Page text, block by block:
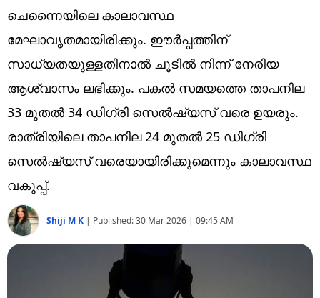
Lifestyle
world
Technology
Religion
Web Story
Short Videos
ചെന്നൈയിലെ കാലാവസ്ഥ
മേഘാവൃതമായിരിക്കും. ഈര്‍പ്പത്തിന്
സാധ്യതയുള്ളതിനാല്‍ ചൂടില്‍ നിന്ന് നേരിയ
ആശ്വാസം ലഭിക്കും. പകല്‍ സമയത്തെ താപനില
33 മുതല്‍ 34 ഡിഗ്രി സെല്‍ഷ്യസ് വരെ ഉയരും.
രാത്രിയിലെ താപനില 24 മുതല്‍ 25 ഡിഗ്രി
സെല്‍ഷ്യസ് വരെയായിരിക്കുമെന്നും കാലാവസ്ഥ
വകുപ്പ്.
Shiji M K | Published:30 Mar 2026 | 09:45 AM